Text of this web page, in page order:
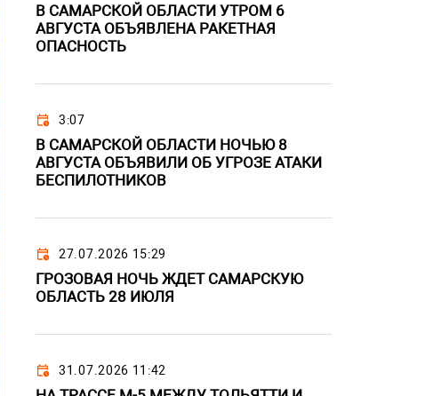
В САМАРСКОЙ ОБЛАСТИ УТРОМ 6
АВГУСТА ОБЪЯВЛЕНА РАКЕТНАЯ
ОПАСНОСТЬ
3:07
В САМАРСКОЙ ОБЛАСТИ НОЧЬЮ 8
АВГУСТА ОБЪЯВИЛИ ОБ УГРОЗЕ АТАКИ
БЕСПИЛОТНИКОВ
27.07.2026 15:29
ГРОЗОВАЯ НОЧЬ ЖДЕТ САМАРСКУЮ
ОБЛАСТЬ 28 ИЮЛЯ
31.07.2026 11:42